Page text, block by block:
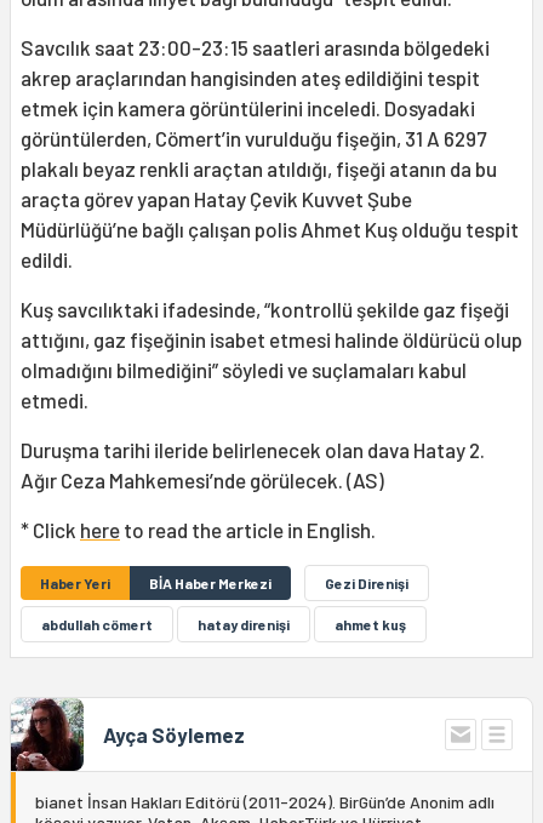
Savcılık saat 23:00-23:15 saatleri arasında bölgedeki
akrep araçlarından hangisinden ateş edildiğini tespit
etmek için kamera görüntülerini inceledi. Dosyadaki
görüntülerden, Cömert’in vurulduğu fişeğin, 31 A 6297
plakalı beyaz renkli araçtan atıldığı, fişeği atanın da bu
araçta görev yapan Hatay Çevik Kuvvet Şube
Müdürlüğü’ne bağlı çalışan polis Ahmet Kuş olduğu tespit
edildi.
Kuş savcılıktaki ifadesinde, “kontrollü şekilde gaz fişeği
attığını, gaz fişeğinin isabet etmesi halinde öldürücü olup
olmadığını bilmediğini” söyledi ve suçlamaları kabul
etmedi.
Duruşma tarihi ileride belirlenecek olan dava Hatay 2.
Ağır Ceza Mahkemesi’nde görülecek. (AS)
* Click here to read the article in English.
Haber Yeri BİA Haber Merkezi Gezi Direnişi
abdullah cömert hatay direnişi ahmet kuş
Ayça Söylemez
bianet İnsan Hakları Editörü (2011-2024). BirGün’de Anonim adlı